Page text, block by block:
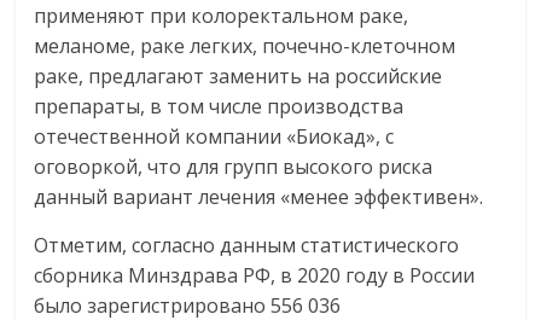
применяют при колоректальном раке,
меланоме, раке легких, почечно-клеточном
раке, предлагают заменить на российские
препараты, в том числе производства
отечественной компании «Биокад», с
оговоркой, что для групп высокого риска
данный вариант лечения «менее эффективен».
Отметим, согласно данным статистического
сборника Минздрава РФ, в 2020 году в России
было зарегистрировано 556 036